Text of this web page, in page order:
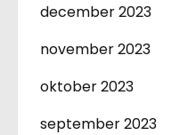
december 2023
november 2023
oktober 2023
september 2023